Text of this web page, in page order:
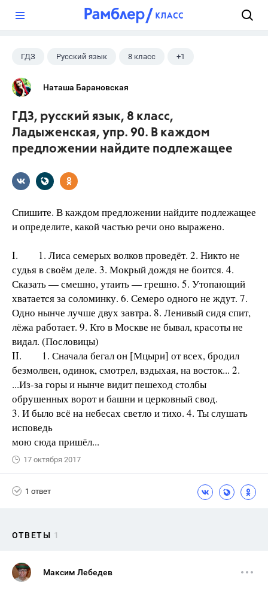
ГДЗ Русский язык 8 класс +1
Ладыженская Т.А.
Наташа Барановская
ГДЗ, русский язык, 8 класс,
Ладыженская, упр. 90. В каждом
предложении найдите подлежащее
Спишите. В каждом предложении найдите подлежащее
и определите, какой частью речи оно выражено.
I. 1. Лиса семерых волков проведёт. 2. Никто не
судья в своём деле. 3. Мокрый дождя не боится. 4.
Сказать — смешно, утаить — грешно. 5. Утопающий
хватается за соломинку. 6. Семеро одного не ждут. 7.
Одно нынче лучше двух завтра. 8. Ленивый сидя спит,
лёжа работает. 9. Кто в Москве не бывал, красоты не
видал. (Пословицы)
II. 1. Сначала бегал он [Мцыри] от всех, бродил
безмолвен, одинок, смотрел, вздыхая, на восток... 2.
...Из-за горы и нынче видит пешеход столбы
обрушенных ворот и башни и церковный свод.
3. И было всё на небесах светло и тихо. 4. Ты слушать
исповедь
мою сюда пришёл...
17 октября 2017
1 ответ
ОТВЕТЫ 1
Максим Лебедев